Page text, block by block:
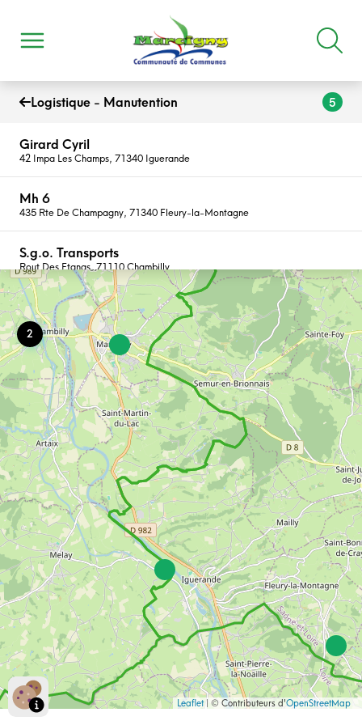
2
Leaflet| © Contributeurs d'OpenStreetMap
Logistique - Manutention 5
Girard Cyril
42 Impa Les Champs, 71340 Iguerande
Mh 6
435 Rte De Champagny, 71340 Fleury-la-Montagne
S.g.o. Transports
Rout Des Etangs, 71110 Chambilly
Slt 71
1 Rue De La Tour, 71110 Marcigny
Transports Anthony Bachelet
33 Rue Gabriel Peri, 71110 Chambilly